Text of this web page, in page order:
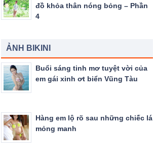
đồ khỏa thân nóng bỏng – Phần
4
ẢNH BIKINI
Buổi sáng tinh mơ tuyệt vời của
em gái xinh ơt biển Vũng Tàu
Hàng em lộ rõ sau những chiếc lá
mỏng manh